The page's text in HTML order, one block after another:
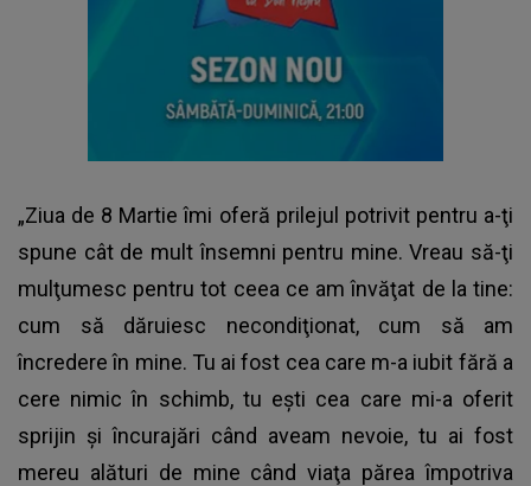
„Ziua de 8 Martie îmi oferă prilejul potrivit pentru a-ţi
spune cât de mult însemni pentru mine. Vreau să-ţi
mulţumesc pentru tot ceea ce am învăţat de la tine:
cum să dăruiesc necondiţionat, cum să am
încredere în mine. Tu ai fost cea care m-a iubit fără a
cere nimic în schimb, tu eşti cea care mi-a oferit
sprijin şi încurajări când aveam nevoie, tu ai fost
mereu alături de mine când viaţa părea împotriva